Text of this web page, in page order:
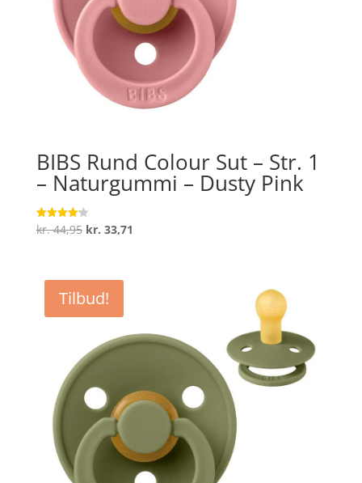
BIBS Rund Colour Sut – Str. 1
– Naturgummi – Dusty Pink
Vurderet
4.2
kr.44,95 Den
var:
kr. 44,95.
kr. 33,71
Tilbud!